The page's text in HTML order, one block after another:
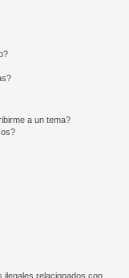
a un tema?
ilegales relacionados con